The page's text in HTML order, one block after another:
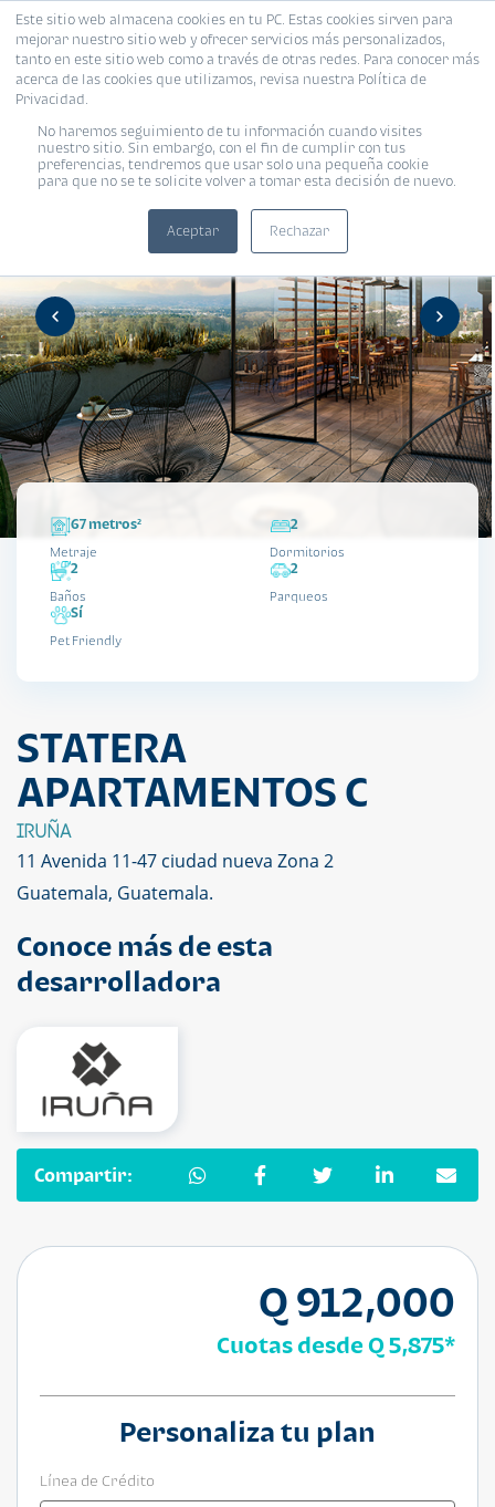
Este sitio web almacena cookies en tu PC. Estas cookies sirven para
mejorar nuestro sitio web y ofrecer servicios más personalizados,
tanto en este sitio web como a través de otras redes. Para conocer más
acerca de las cookies que utilizamos, revisa nuestra Política de
Privacidad.
No haremos seguimiento de tu información cuando visites
nuestro sitio. Sin embargo, con el fin de cumplir con tus
preferencias, tendremos que usar solo una pequeña cookie
para que no se te solicite volver a tomar esta decisión de nuevo.
Aceptar Rechazar
67 metros²
Metraje
2
Dormitorios
2
Baños
2
Parqueos
Sí
Pet Friendly
STATERA
APARTAMENTOS C
IRUÑA
11 Avenida 11-47 ciudad nueva Zona 2
Guatemala, Guatemala.
Conoce más de esta
desarrolladora
Compartir:
Q 912,000
Cuotas desdeQ 5,875*
Personaliza tu plan
Línea de Crédito